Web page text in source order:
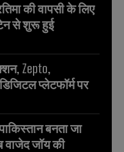
की वापसी के लिए
से शुरू हुई
Zepto,
प्लेटफॉर्म पर
बनता जा
वाजेद जॉय की